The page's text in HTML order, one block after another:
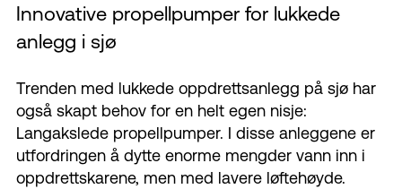
Innovative propellpumper for lukkede
anlegg i sjø
Trenden med lukkede oppdrettsanlegg på sjø har
også skapt behov for en helt egen nisje:
Langakslede propellpumper. I disse anleggene er
utfordringen å dytte enorme mengder vann inn i
oppdrettskarene, men med lavere løftehøyde.